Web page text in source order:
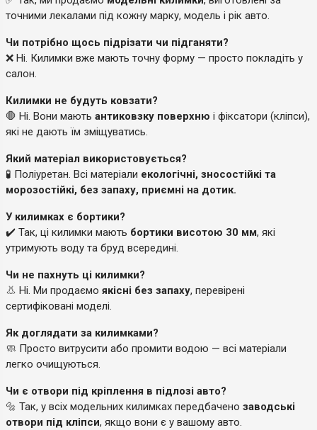
точними лекалами під кожну марку, модель і рік авто.
Чи потрібно щось підрізати чи підганяти?
❌ Ні. Килимки вже мають точну форму — просто покладіть у
салон.
Килимки не будуть ковзати?
🛑 Ні. Вони мають антиковзку поверхню і фіксатори (кліпси),
які не дають їм зміщуватись.
Який матеріал використовується?
🧪 Поліуретан. Всі матеріали екологічні, зносостійкі та
морозостійкі, без запаху, приємні на дотик.
У килимках є бортики?
✔️ Так, ці килимки мають бортики висотою 30 мм, які
утримують воду та бруд всередині.
Чи не пахнуть ці килимки?
👃 Ні. Ми продаємо якісні без запаху, перевірені
сертифіковані моделі.
Як доглядати за килимками?
🧼 Просто витрусити або промити водою — всі матеріали
легко очищуються.
Чи є отвори під кріплення в підлозі авто?
🔩 Так, у всіх модельних килимках передбачено заводські
отвори під кліпси, якщо вони є у вашому авто.